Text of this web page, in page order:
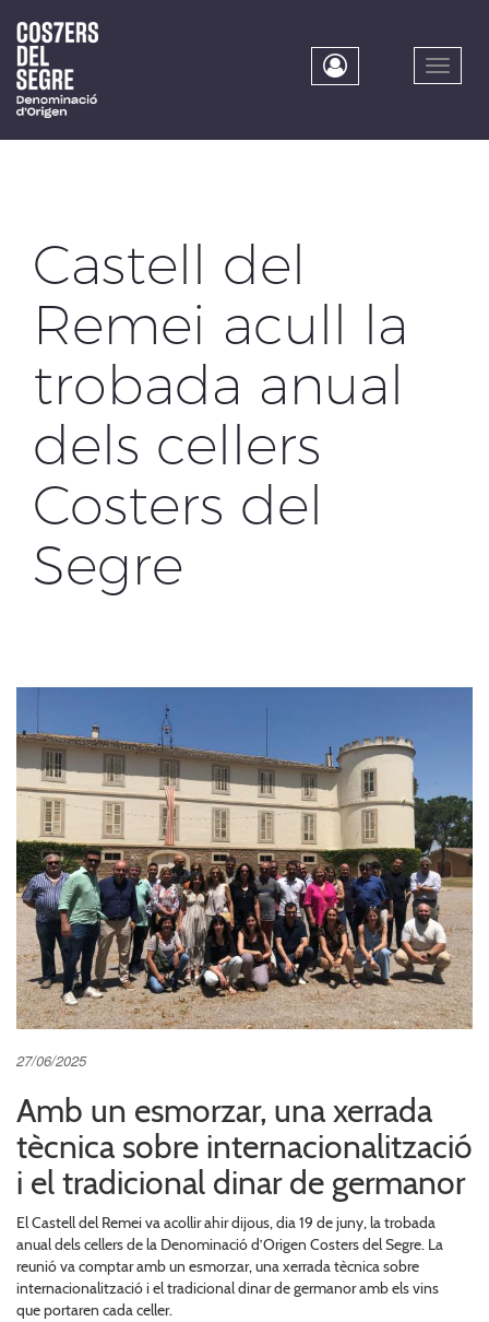
main
content
Toggle
Castell del
Remei acull la
trobada anual
dels cellers
Costers del
Segre
27/06/2025
Amb un esmorzar, una xerrada
tècnica sobre internacionalització
i el tradicional dinar de germanor
El Castell del Remei va acollir ahir dijous, dia 19 de juny, la trobada
anual dels cellers de la Denominació d’Origen Costers del Segre. La
reunió va comptar amb un esmorzar, una xerrada tècnica sobre
internacionalització i el tradicional dinar de germanor amb els vins
que portaren cada celler.